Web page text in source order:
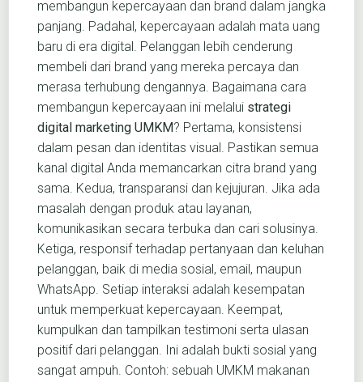
membangun kepercayaan dan brand dalam jangka
panjang. Padahal, kepercayaan adalah mata uang
baru di era digital. Pelanggan lebih cenderung
membeli dari brand yang mereka percaya dan
merasa terhubung dengannya. Bagaimana cara
membangun kepercayaan ini melalui strategi
digital marketing UMKM? Pertama, konsistensi
dalam pesan dan identitas visual. Pastikan semua
kanal digital Anda memancarkan citra brand yang
sama. Kedua, transparansi dan kejujuran. Jika ada
masalah dengan produk atau layanan,
komunikasikan secara terbuka dan cari solusinya.
Ketiga, responsif terhadap pertanyaan dan keluhan
pelanggan, baik di media sosial, email, maupun
WhatsApp. Setiap interaksi adalah kesempatan
untuk memperkuat kepercayaan. Keempat,
kumpulkan dan tampilkan testimoni serta ulasan
positif dari pelanggan. Ini adalah bukti sosial yang
sangat ampuh. Contoh: sebuah UMKM makanan